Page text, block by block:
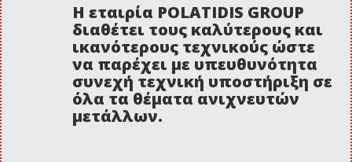
Η εταιρία POLATIDIS GROUP
διαθέτει τους καλύτερους και
ικανότερους τεχνικούς ώστε
να παρέχει με υπευθυνότητα
συνεχή τεχνική υποστήριξη σε
όλα τα θέματα ανιχνευτών
μετάλλων.